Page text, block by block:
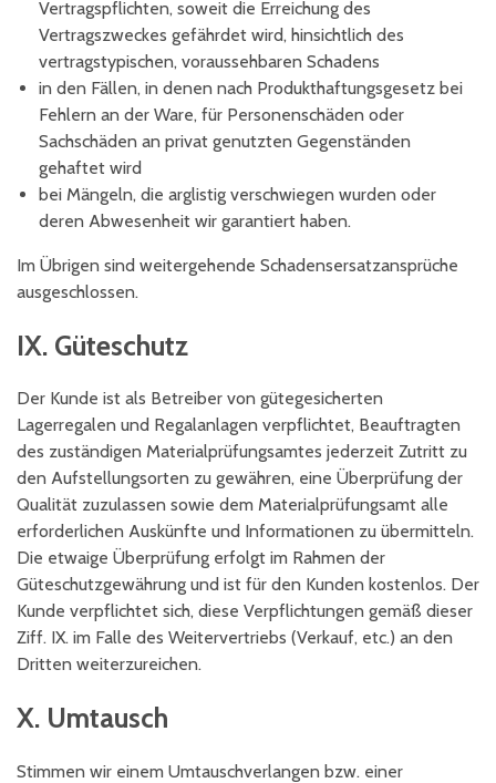
Vertragspflichten, soweit die Erreichung des
Vertragszweckes gefährdet wird, hinsichtlich des
vertragstypischen, voraussehbaren Schadens
in den Fällen, in denen nach Produkthaftungsgesetz bei
Fehlern an der Ware, für Personenschäden oder
Sachschäden an privat genutzten Gegenständen
gehaftet wird
bei Mängeln, die arglistig verschwiegen wurden oder
deren Abwesenheit wir garantiert haben.
Im Übrigen sind weitergehende Schadensersatzansprüche
ausgeschlossen.
IX. Güteschutz
Der Kunde ist als Betreiber von gütegesicherten
Lagerregalen und Regalanlagen verpflichtet, Beauftragten
des zuständigen Materialprüfungsamtes jederzeit Zutritt zu
den Aufstellungsorten zu gewähren, eine Überprüfung der
Qualität zuzulassen sowie dem Materialprüfungsamt alle
erforderlichen Auskünfte und Informationen zu übermitteln.
Die etwaige Überprüfung erfolgt im Rahmen der
Güteschutzgewährung und ist für den Kunden kostenlos. Der
Kunde verpflichtet sich, diese Verpflichtungen gemäß dieser
Ziff. IX. im Falle des Weitervertriebs (Verkauf, etc.) an den
Dritten weiterzureichen.
X. Umtausch
Stimmen wir einem Umtauschverlangen bzw. einer